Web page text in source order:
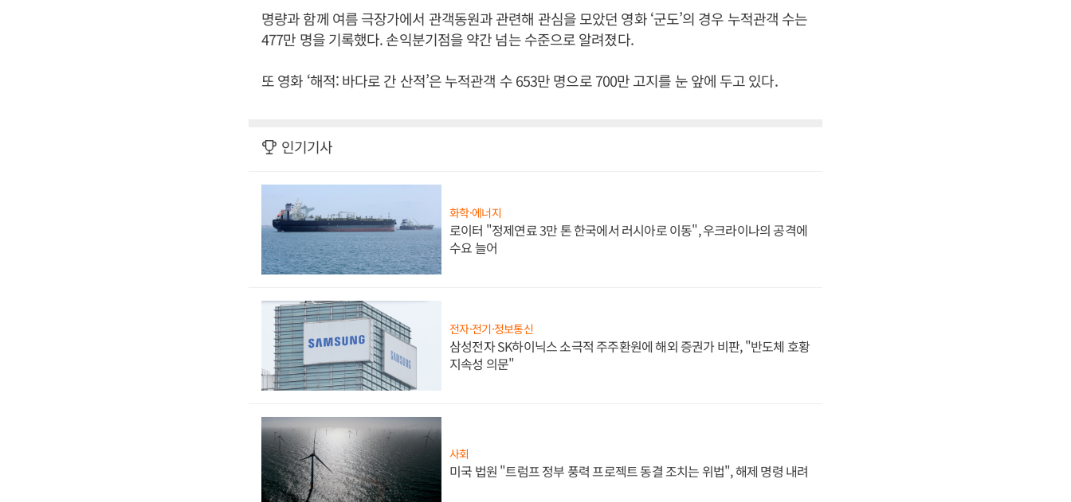
명량과 함께 여름 극장가에서 관객동원과 관련해 관심을 모았던 영화 ‘군도’의 경우 누적관객 수는
477만 명을 기록했다. 손익분기점을 약간 넘는 수준으로 알려졌다.
또 영화 ‘해적: 바다로 간 산적’은 누적관객 수 653만 명으로 700만 고지를 눈 앞에 두고 있다.
인기기사
화학·에너지
로이터 "정제연료 3만 톤 한국에서 러시아로 이동", 우크라이나의 공격에
수요 늘어
전자·전기·정보통신
삼성전자 SK하이닉스 소극적 주주환원에 해외 증권가 비판, "반도체 호황
지속성 의문"
사회
미국 법원 "트럼프 정부 풍력 프로젝트 동결 조치는 위법", 해제 명령 내려